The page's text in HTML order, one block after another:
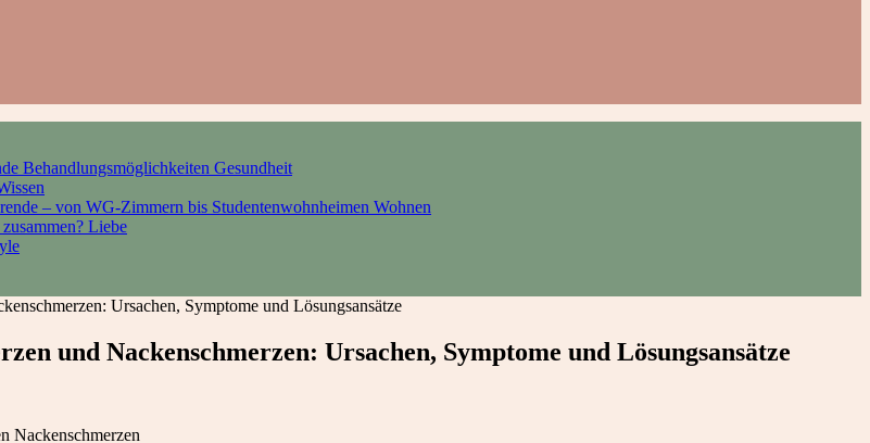
Behandlungsmöglichkeiten Gesundheit
– von WG-Zimmern bis Studentenwohnheimen Wohnen
Liebe
Ursachen, Symptome und Lösungsansätze
und Nackenschmerzen: Ursachen, Symptome und Lösungsansätze